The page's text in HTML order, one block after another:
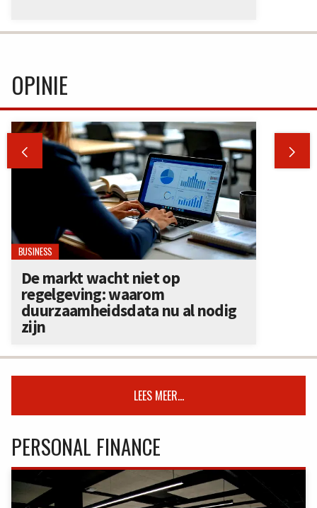
OPINIE
 
BUSINESS
De markt wacht niet op
regelgeving: waarom
duurzaamheidsdata nu al nodig
zijn
LEES MEER...
PERSONAL FINANCE